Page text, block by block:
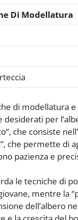
Di Modellatura
di modellatura
desiderati per
che consiste
che permette di
pazienza e
le tecniche di
mentre la
dell’albero